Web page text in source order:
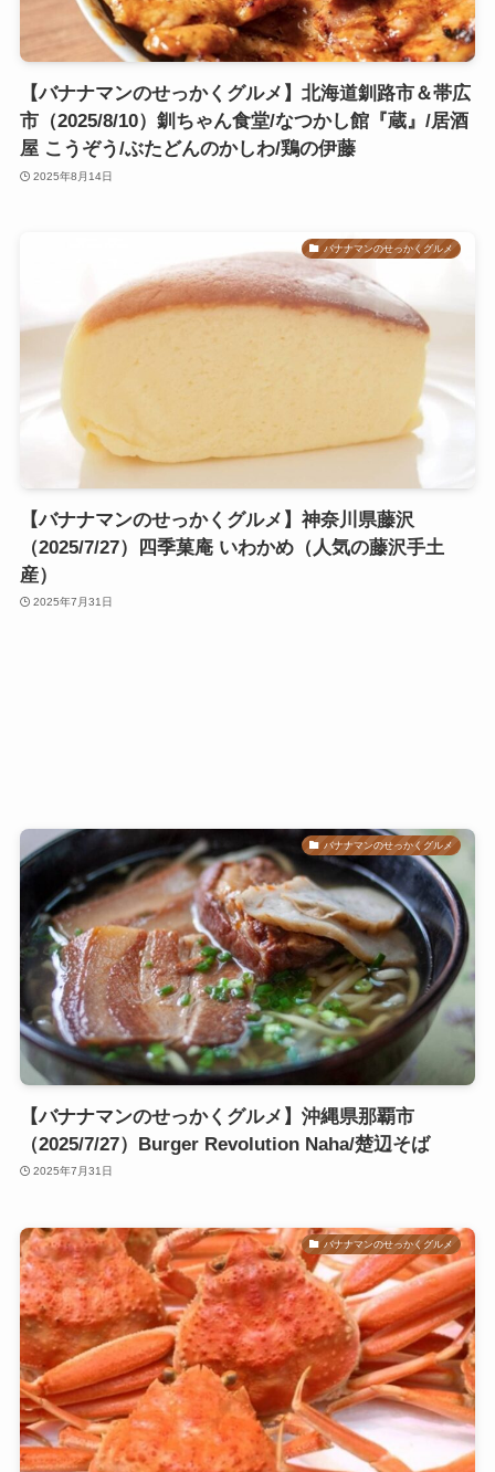
【バナナマンのせっかくグルメ】北海道釧路市＆帯広
市（2025/8/10）釧ちゃん食堂/なつかし館『蔵』/居酒
屋 こうぞう/ぶたどんのかしわ/鶏の伊藤
2025年8月14日
バナナマンのせっかくグルメ
【バナナマンのせっかくグルメ】神奈川県藤沢
（2025/7/27）四季菓庵 いわかめ（人気の藤沢手土
産）
2025年7月31日
バナナマンのせっかくグルメ
【バナナマンのせっかくグルメ】沖縄県那覇市
（2025/7/27）Burger Revolution Naha/楚辺そば
2025年7月31日
バナナマンのせっかくグルメ